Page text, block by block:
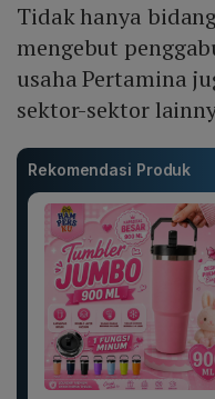
Tidak hanya
mengebut
usaha Pertamina
sektor-sektor
Rekomendasi Produk